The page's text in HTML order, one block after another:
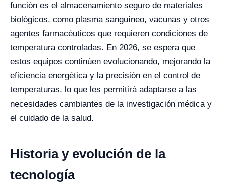
función es el almacenamiento seguro de materiales
biológicos, como plasma sanguíneo, vacunas y otros
agentes farmacéuticos que requieren condiciones de
temperatura controladas. En 2026, se espera que
estos equipos continúen evolucionando, mejorando la
eficiencia energética y la precisión en el control de
temperaturas, lo que les permitirá adaptarse a las
necesidades cambiantes de la investigación médica y
el cuidado de la salud.
Historia y evolución de la
tecnología